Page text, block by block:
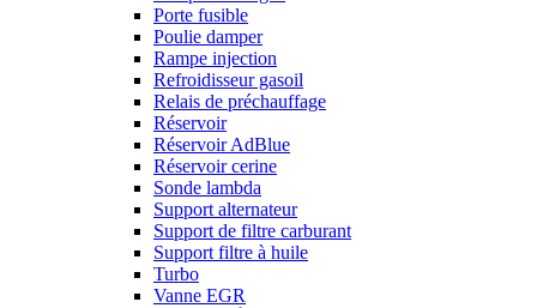
Porte fusible
Poulie damper
Rampe injection
Refroidisseur gasoil
Relais de préchauffage
Réservoir
Réservoir AdBlue
Réservoir cerine
Sonde lambda
Support alternateur
Support de filtre carburant
Support filtre à huile
Turbo
Vanne EGR